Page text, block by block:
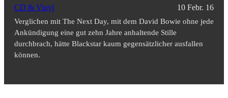
CD & Vinyl 10 Febr. 16
Verglichen mit The Next Day, mit dem David Bowie ohne jede
Ankündigung eine gut zehn Jahre anhaltende Stille
durchbrach, hätte Blackstar kaum gegensätzlicher ausfallen
können.